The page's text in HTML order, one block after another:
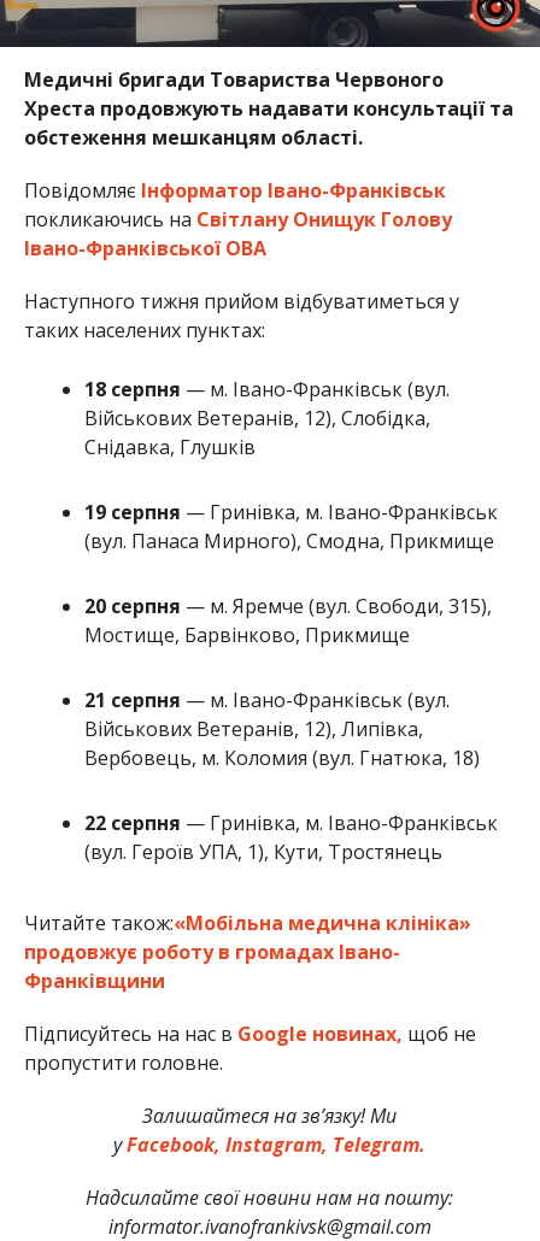
Медичні бригади Товариства Червоного
Хреста продовжують надавати консультації та
обстеження мешканцям області.
Повідомляє Інформатор Івано-Франківськ
покликаючись на Світлану Онищук Голову
Івано-Франківської ОВА
Наступного тижня прийом відбуватиметься у
таких населених пунктах:
18 серпня — м. Івано-Франківськ (вул.
Військових Ветеранів, 12), Слобідка,
Снідавка, Глушків
19 серпня — Гринівка, м. Івано-Франківськ
(вул. Панаса Мирного), Смодна, Прикмище
20 серпня — м. Яремче (вул. Свободи, 315),
Мостище, Барвінково, Прикмище
21 серпня — м. Івано-Франківськ (вул.
Військових Ветеранів, 12), Липівка,
Вербовець, м. Коломия (вул. Гнатюка, 18)
22 серпня — Гринівка, м. Івано-Франківськ
(вул. Героїв УПА, 1), Кути, Тростянець
Читайте також:«Мобільна медична клініка»
продовжує роботу в громадах Івано-
Франківщини
Підписуйтесь на нас в Google новинах, щоб не
пропустити головне.
Залишайтеся на зв’язку! Ми
уFacebook, Instagram, Telegram.
Надсилайте свої новини нам на пошту:
informator.ivanofrankivsk@gmail.com